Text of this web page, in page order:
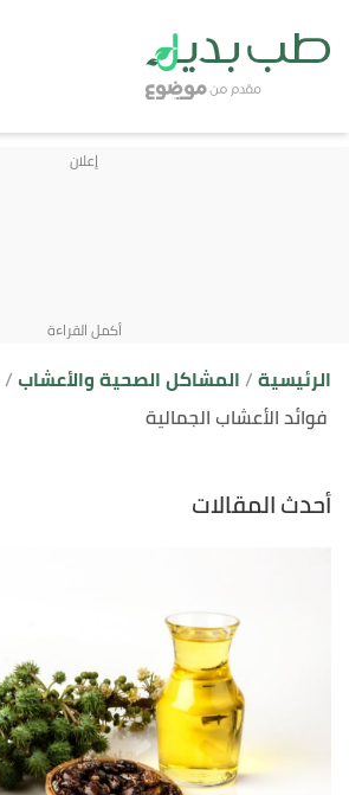
الرئيسية المشاكل الصحية والأعشاب
فوائد الأعشاب الجمالية
أحدث المقالات